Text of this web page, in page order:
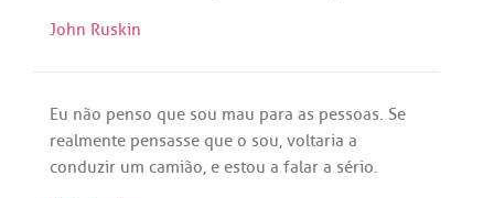
John Ruskin
Eu não penso que sou mau para as pessoas. Se
realmente pensasse que o sou, voltaria a
conduzir um camião, e estou a falar a sério.